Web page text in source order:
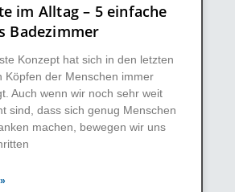
im Alltag – 5 einfache
Badezimmer
Konzept hat sich in den letzten
Köpfen der Menschen immer
Auch wenn wir noch sehr weit
sind, dass sich genug Menschen
machen, bewegen wir uns